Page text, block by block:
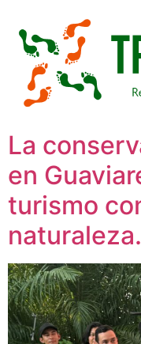
La
en
turismo
naturaleza.